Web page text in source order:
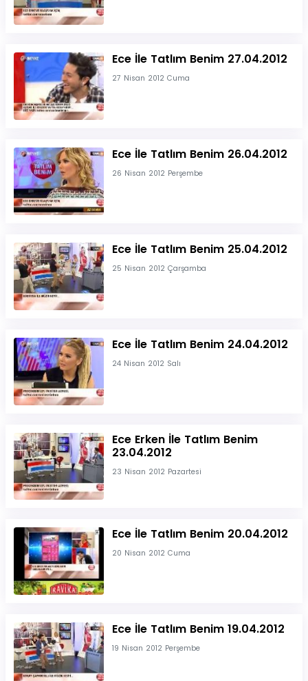
Ece İle Tatlım Benim 27.04.2012
27 Nisan 2012 Cuma
Ece İle Tatlım Benim 26.04.2012
26 Nisan 2012 Perşembe
Ece İle Tatlım Benim 25.04.2012
25 Nisan 2012 Çarşamba
Ece İle Tatlım Benim 24.04.2012
24 Nisan 2012 Salı
Ece Erken İle Tatlım Benim
23.04.2012
23 Nisan 2012 Pazartesi
Ece İle Tatlım Benim 20.04.2012
20 Nisan 2012 Cuma
Ece İle Tatlım Benim 19.04.2012
19 Nisan 2012 Perşembe